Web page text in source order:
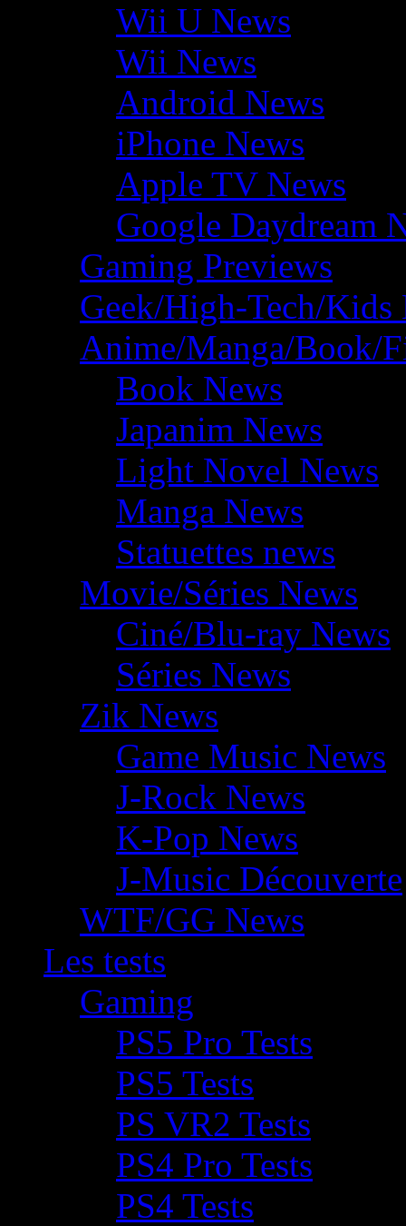
Wii U News
Wii News
Android News
iPhone News
Apple TV News
Google Daydream
Gaming Previews
Geek/High-Tech/Kids
Anime/Manga/Book/
Book News
Japanim News
Light Novel News
Manga News
Statuettes news
Movie/Séries News
Ciné/Blu-ray News
Séries News
Zik News
Game Music News
J-Rock News
K-Pop News
J-Music Découverte
WTF/GG News
Les tests
Gaming
PS5 Pro Tests
PS5 Tests
PS VR2 Tests
PS4 Pro Tests
PS4 Tests